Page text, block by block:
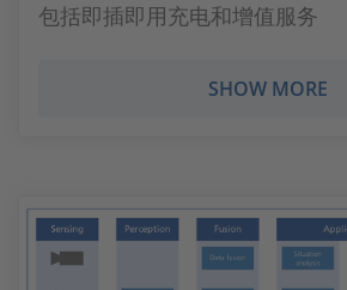
包括即插即用充电和增值服务
SHOW MORE